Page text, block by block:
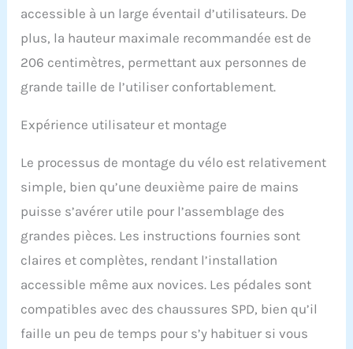
permet de tourner l'écran
toujours voir votre
séance d'entraînement.
d'iFIT dans des séances
dehors du vélo, telles que
le HIIT, et bien plus
de résistance
numériques] 24 niveaux
sur simple pression d'un
bouton. De la
intensité, vous pouvez
appuyer sur un bouton
dont votre corps a
accessible à un large éventail d’utilisateurs. De
plus, la hauteur maximale recommandée est de
206 centimètres, permettant aux personnes de
grande taille de l’utiliser confortablement.
Expérience utilisateur et montage
Le processus de montage du vélo est relativement
simple, bien qu’une deuxième paire de mains
puisse s’avérer utile pour l’assemblage des
grandes pièces. Les instructions fournies sont
claires et complètes, rendant l’installation
accessible même aux novices. Les pédales sont
compatibles avec des chaussures SPD, bien qu’il
faille un peu de temps pour s’y habituer si vous